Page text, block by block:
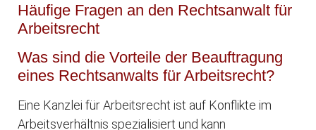
Häufige Fragen an den Rechtsanwalt für
Arbeitsrecht
Was sind die Vorteile der Beauftragung
eines Rechtsanwalts für Arbeitsrecht?
Eine Kanzlei für Arbeitsrecht ist auf Konflikte im
Arbeitsverhältnis spezialisiert und kann